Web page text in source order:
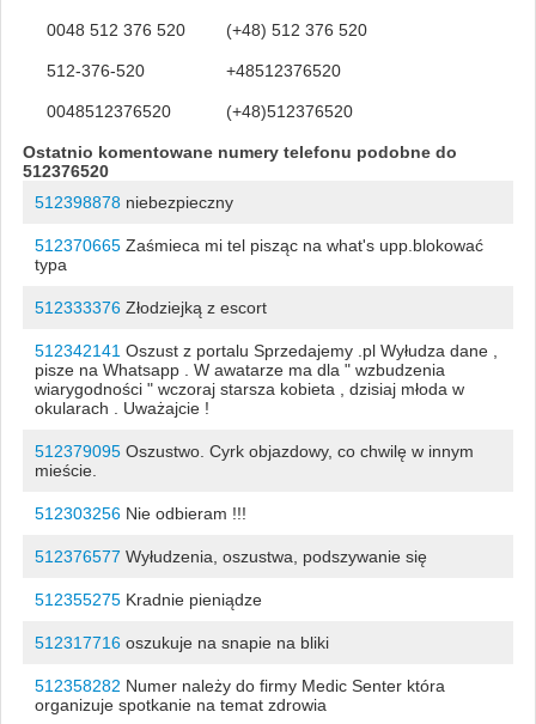
0048 512 376 520 (+48) 512 376 520
512-376-520 +48512376520
0048512376520 (+48)512376520
Ostatnio komentowane numery telefonu podobne do
512376520
512398878niebezpieczny
512370665Zaśmieca mi tel pisząc na what's upp.blokować
typa
512333376Złodziejką z escort
512342141 Oszust z portalu Sprzedajemy .pl Wyłudza dane ,
pisze na Whatsapp . W awatarze ma dla " wzbudzenia
wiarygodności " wczoraj starsza kobieta , dzisiaj młoda w
okularach . Uważajcie !
512379095Oszustwo. Cyrk objazdowy, co chwilę w innym
mieście.
512303256Nie odbieram !!!
512376577 Wyłudzenia, oszustwa, podszywanie się
512355275Kradnie pieniądze
512317716oszukuje na snapie na bliki
512358282 Numer należy do firmy Medic Senter która
organizuje spotkanie na temat zdrowia